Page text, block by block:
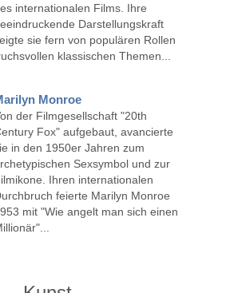
internationalen Films. Ihre
Darstellungskraft
sie fern von populären Rollen
klassischen Themen...
Monroe
der Filmgesellschaft "20th
Fox" aufgebaut, avancierte
in den 1950er Jahren zum
Sexsymbol und zur
Ihren internationalen
feierte Marilyn Monroe
mit "Wie angelt man sich einen